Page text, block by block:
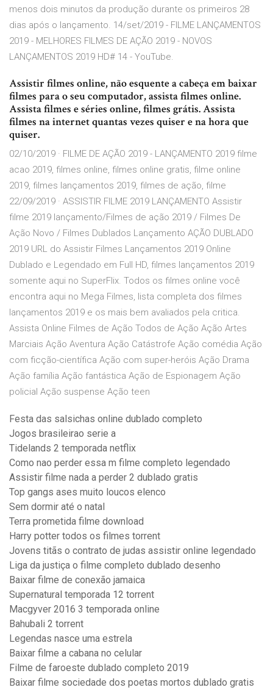
menos dois minutos da produção durante os primeiros 28
dias após o lançamento. 14/set/2019 - FILME LANÇAMENTOS
2019 - MELHORES FILMES DE AÇÃO 2019 - NOVOS
LANÇAMENTOS 2019 HD# 14 - YouTube.
Assistir filmes online, não esquente a cabeça em baixar
filmes para o seu computador, assista filmes online.
Assista filmes e séries online, filmes grátis. Assista
filmes na internet quantas vezes quiser e na hora que
quiser.
02/10/2019 · FILME DE AÇÃO 2019 - LANÇAMENTO 2019 filme
acao 2019, filmes online, filmes online gratis, filme online
2019, filmes lançamentos 2019, filmes de ação, filme
22/09/2019 · ASSISTIR FILME 2019 LANÇAMENTO Assistir
filme 2019 lançamento/Filmes de ação 2019 / Filmes De
Ação Novo / Filmes Dublados Lançamento AÇÃO DUBLADO
2019 URL do Assistir Filmes Lançamentos 2019 Online
Dublado e Legendado em Full HD, filmes lançamentos 2019
somente aqui no SuperFlix. Todos os filmes online você
encontra aqui no Mega Filmes, lista completa dos filmes
lançamentos 2019 e os mais bem avaliados pela critica.
Assista Online Filmes de Ação Todos de Ação Ação Artes
Marciais Ação Aventura Ação Catástrofe Ação comédia Ação
com ficção-científica Ação com super-heróis Ação Drama
Ação família Ação fantástica Ação de Espionagem Ação
policial Ação suspense Ação teen
Festa das salsichas online dublado completo
Jogos brasileirao serie a
Tidelands 2 temporada netflix
Como nao perder essa m filme completo legendado
Assistir filme nada a perder 2 dublado gratis
Top gangs ases muito loucos elenco
Sem dormir até o natal
Terra prometida filme download
Harry potter todos os filmes torrent
Jovens titãs o contrato de judas assistir online legendado
Liga da justiça o filme completo dublado desenho
Baixar filme de conexão jamaica
Supernatural temporada 12 torrent
Macgyver 2016 3 temporada online
Bahubali 2 torrent
Legendas nasce uma estrela
Baixar filme a cabana no celular
Filme de faroeste dublado completo 2019
Baixar filme sociedade dos poetas mortos dublado gratis